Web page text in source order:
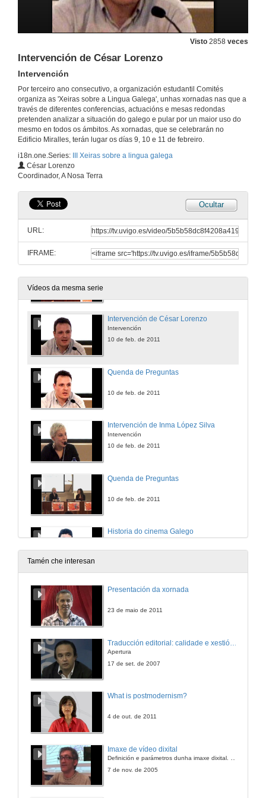
Visto 2858 veces
Intervención de César Lorenzo
Intervención
Por terceiro ano consecutivo, a organización estudantil Comités
organiza as 'Xeiras sobre a Lingua Galega', unhas xornadas nas que a
través de diferentes conferencias, actuacións e mesas redondas
pretenden analizar a situación do galego e pular por un maior uso do
mesmo en todos os ámbitos. As xornadas, que se celebrarán no
Edificio Miralles, terán lugar os días 9, 10 e 11 de febreiro.
i18n.one.Series:
III Xeiras sobre a lingua galega
César Lorenzo
Coordinador, A Nosa Terra
Ocultar
URL:
IFRAME:
Vídeos da mesma serie
9 de feb. de 2011
Actuación cómica
A música dun país
Presentación
10 de feb. de 2011
Conferencia de Xosé Miguelez
10 de feb. de 2011
O deporte galego
Intervención de César Lorenzo
Intervención
10 de feb. de 2011
Quenda de Preguntas
10 de feb. de 2011
Intervención de Inma López Silva
Intervención
10 de feb. de 2011
Quenda de Preguntas
10 de feb. de 2011
Historia do cinema Galego
11 de feb. de 2011
Conferencia de Alberte Mera
Intervención
O galego como marca de identidade
Presentación
Intervención
Intervención de Xoán Quintás
Intervención
Tamén che interesan
Presentación da xornada
23 de maio de 2011
Apertura
17 de set. de 2007
What is postmodernism?
4 de out. de 2011
Imaxe de vídeo dixital
Definición e parámetros dunha imaxe dixital. Resolución e Aspecto. Profundidade da cor. Compresión. Frame por segundo. Entrelazado. Campos, cadros
7 de nov. de 2005